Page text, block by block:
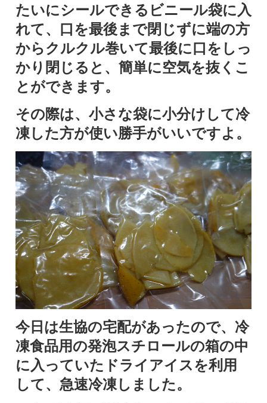
たいにシールできるビニール袋に入
れて、口を最後まで閉じずに端の方
からクルクル巻いて最後に口をしっ
かり閉じると、簡単に空気を抜くこ
とができます。
その際は、小さな袋に小分けして冷
凍した方が使い勝手がいいですよ。
今日は生協の宅配があったので、冷
凍食品用の発泡スチロールの箱の中
に入っていたドライアイスを利用
して、急速冷凍しました。